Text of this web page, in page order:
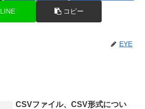
LINE コピー
EYE
CSVファイル、CSV形式につい